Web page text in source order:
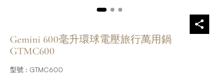
Gemini 600毫升環球電壓旅行萬用鍋
GTMC600
型號 : GTMC600